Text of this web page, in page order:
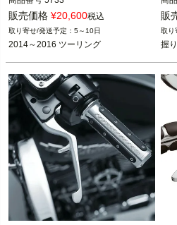
2014～2016 ツーリング FLHX、FLH
T、FLTR
※FLHRは除く
kuryakyn（クリアキン）
販売価格 ¥20,600税込
5～10日
2014～2016 ツーリング
ッ
販
握